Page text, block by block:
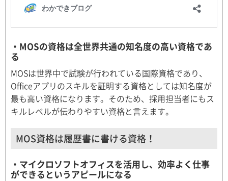
・MOSの資格は全世界共通の知名度の高い資格であ
る
MOSは世界中で試験が行われている国際資格であり、
Officeアプリのスキルを証明する資格としては知名度が
最も高い資格になります。そのため、採用担当者にもス
キルレベルが伝わりやすい資格と言えます。
MOS資格は履歴書に書ける資格！
・マイクロソフトオフィスを活用し、効率よく仕事
ができるというアピールになる